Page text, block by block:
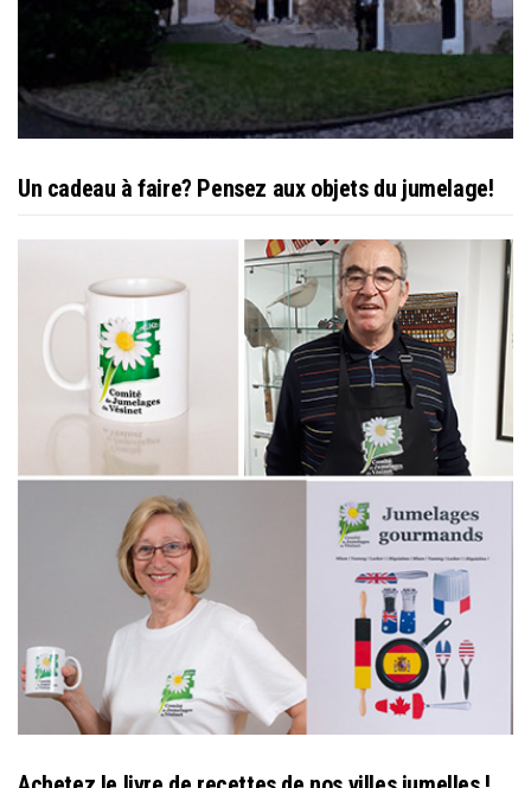
Un cadeau à faire? Pensez aux objets du jumelage!